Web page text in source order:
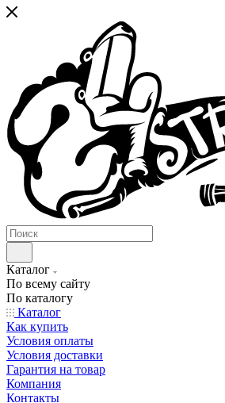
Каталог
По всему сайту
По каталогу
Каталог
Как купить
Условия оплаты
Условия доставки
Гарантия на товар
Компания
Контакты